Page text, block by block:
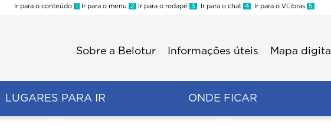
Ir para o conteúdo 1 Ir para o menu 2 Ir para o rodapé 3 Ir para o chat 4 Ir para o VLibras 5
Sobre a Belotur Informações úteis Mapa digital
LUGARES PARA IR ONDE FICAR